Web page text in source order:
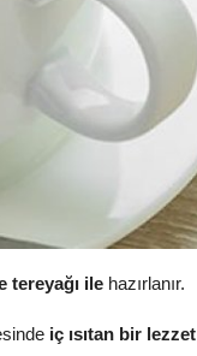
tereyağı ile hazırlanır.
iç ısıtan bir lezzet